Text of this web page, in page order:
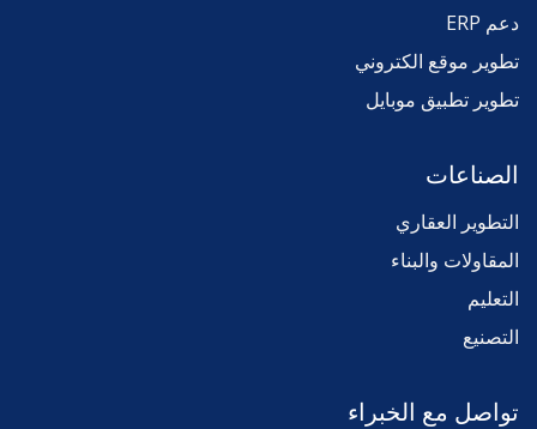
دعم ERP
تطوير موقع الكتروني
تطوير تطبيق موبايل
الصناعات
التطوير العقاري
المقاولات والبناء
التعليم
التصنيع
تواصل مع الخبراء